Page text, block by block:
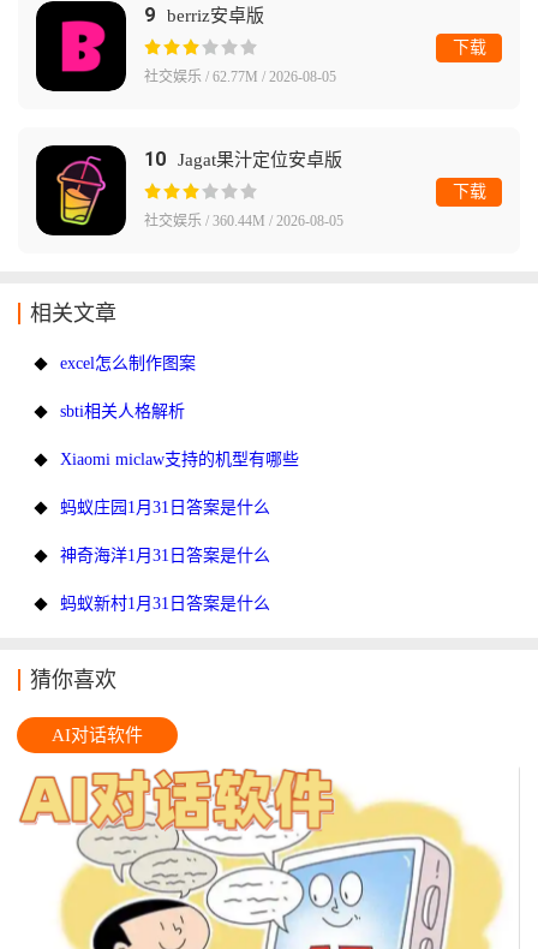
9 berriz安卓版
社交娱乐 / 62.77M / 2026-08-05
下载
10 Jagat果汁定位安卓版
社交娱乐 / 360.44M / 2026-08-05
下载
相关文章
excel怎么制作图案
sbti相关人格解析
Xiaomi miclaw支持的机型有哪些
蚂蚁庄园1月31日答案是什么
神奇海洋1月31日答案是什么
蚂蚁新村1月31日答案是什么
猜你喜欢
AI对话软件